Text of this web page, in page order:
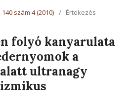
140 szám 4 (2010) / Értekezés
folyó kanyarulata
a
ultranagy